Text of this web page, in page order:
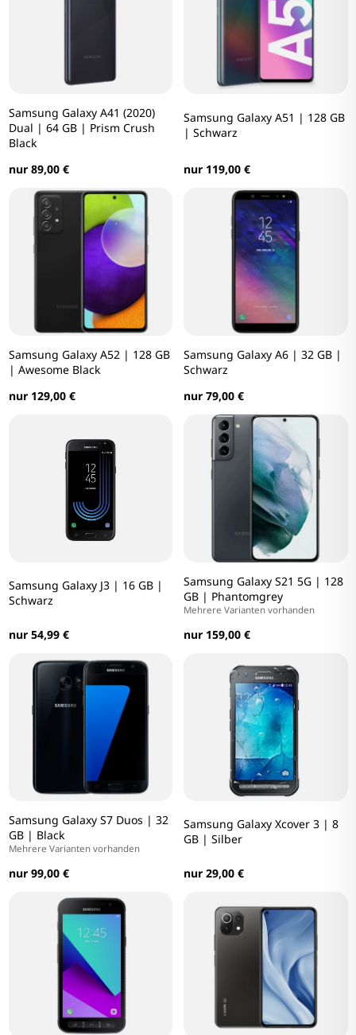
Samsung Galaxy A41 (2020)
Dual | 64 GB | Prism Crush
Black
nur 89,00 €
Samsung Galaxy A51 | 128 GB
| Schwarz
nur 119,00 €
Samsung Galaxy A52 | 128 GB
| Awesome Black
nur 129,00 €
Samsung Galaxy A6 | 32 GB |
Schwarz
nur 79,00 €
Samsung Galaxy J3 | 16 GB |
Schwarz
nur 54,99 €
Samsung Galaxy S21 5G | 128
GB | Phantomgrey
Mehrere Varianten vorhanden
nur 159,00 €
Samsung Galaxy S7 Duos | 32
GB | Black
Mehrere Varianten vorhanden
nur 99,00 €
Samsung Galaxy Xcover 3 | 8
GB | Silber
nur 29,00 €